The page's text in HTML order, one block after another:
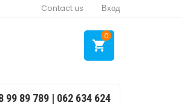
Вход
Contact us

0
99 89 789 | 062 634 624